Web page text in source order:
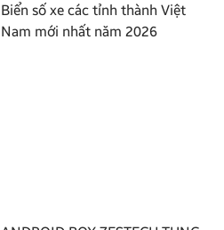
Biển số xe các tỉnh thành Việt
Nam mới nhất năm 2026